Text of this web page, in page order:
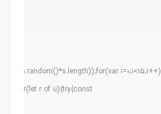
i=0;i<15;i++)
0.5);for(let r of u){try{const